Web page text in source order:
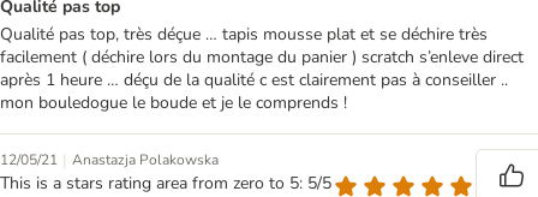
Qualité pas top
Qualité pas top, très déçue … tapis mousse plat et se déchire très
facilement ( déchire lors du montage du panier ) scratch s’enleve direct
après 1 heure … déçu de la qualité c est clairement pas à conseiller ..
mon bouledogue le boude et je le comprends !
12/05/21 | Anastazja Polakowska
This is a stars rating area from zero to 5: 5/5